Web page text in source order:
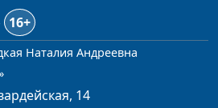
16+
Наталия Андреевна
14